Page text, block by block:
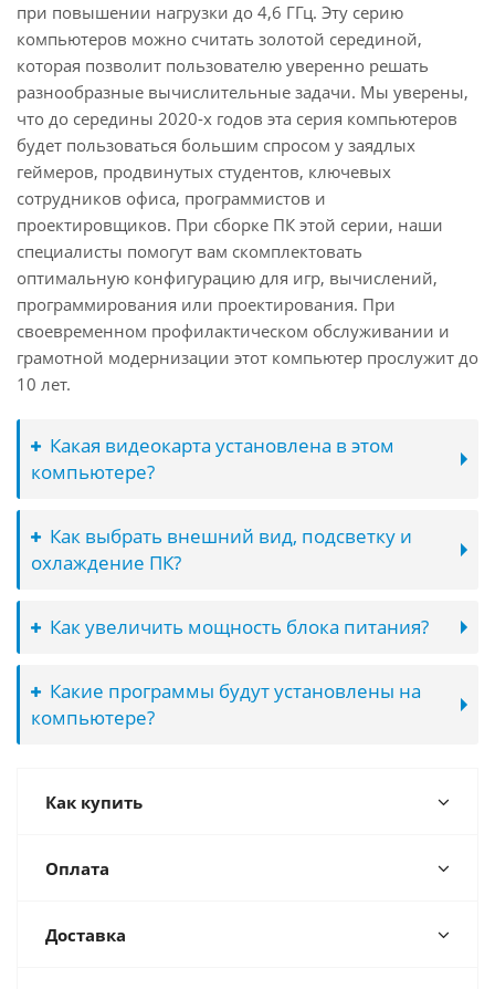
при повышении нагрузки до 4,6 ГГц. Эту серию
компьютеров можно считать золотой серединой,
которая позволит пользователю уверенно решать
разнообразные вычислительные задачи. Мы уверены,
что до середины 2020-х годов эта серия компьютеров
будет пользоваться большим спросом у заядлых
геймеров, продвинутых студентов, ключевых
сотрудников офиса, программистов и
проектировщиков. При сборке ПК этой серии, наши
специалисты помогут вам скомплектовать
оптимальную конфигурацию для игр, вычислений,
программирования или проектирования. При
своевременном профилактическом обслуживании и
грамотной модернизации этот компьютер прослужит до
10 лет.
Какая видеокарта установлена в этом
компьютере?
Как выбрать внешний вид, подсветку и
охлаждение ПК?
Как увеличить мощность блока питания?
Какие программы будут установлены на
компьютере?
Как купить
Оплата
Доставка